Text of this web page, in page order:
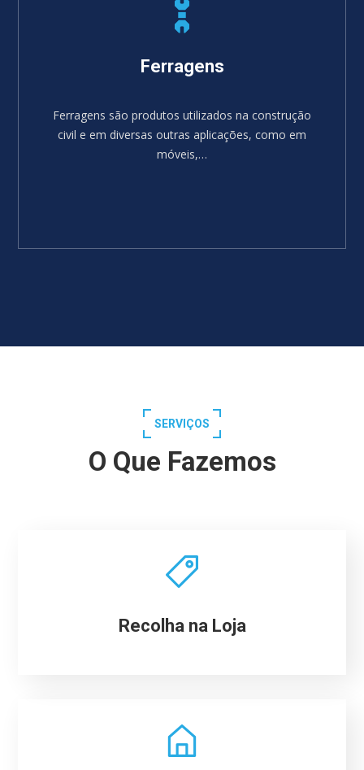
Ferragens
Ferragens são produtos utilizados na construção
civil e em diversas outras aplicações, como em
móveis,…
SERVIÇOS
O Que Fazemos
Recolha na Loja